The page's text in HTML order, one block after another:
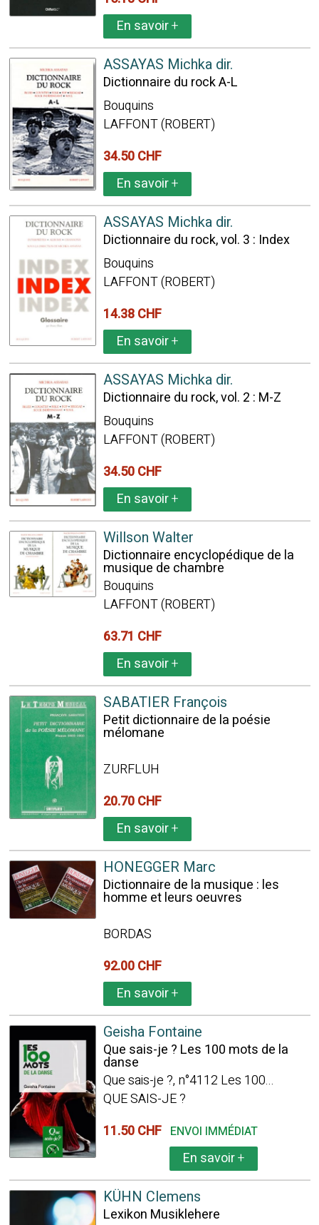
En savoir+
ASSAYAS Michka dir.
Dictionnaire du rock A-L
Bouquins
LAFFONT (ROBERT)
34.50 CHF
En savoir+
ASSAYAS Michka dir.
Dictionnaire du rock, vol. 3 : Index
Bouquins
LAFFONT (ROBERT)
14.38 CHF
En savoir+
ASSAYAS Michka dir.
Dictionnaire du rock, vol. 2 : M-Z
Bouquins
LAFFONT (ROBERT)
34.50 CHF
En savoir+
Willson Walter
Dictionnaire encyclopédique de la
musique de chambre
Bouquins
LAFFONT (ROBERT)
63.71 CHF
En savoir+
SABATIER François
Petit dictionnaire de la poésie
mélomane
ZURFLUH
20.70 CHF
En savoir+
HONEGGER Marc
Dictionnaire de la musique : les
homme et leurs oeuvres
BORDAS
92.00 CHF
En savoir+
Geisha Fontaine
Que sais-je ? Les 100 mots de la
danse
Que sais-je ?, n°4112 Les 100...
QUE SAIS-JE ?
11.50 CHF ENVOI IMMÉDIAT
En savoir+
KÜHN Clemens
Lexikon Musiklehere